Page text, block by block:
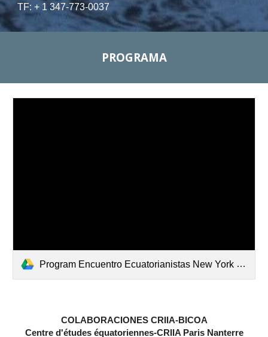
TF: + 1 347-773-0037
PROGRAMA
Program Encuentro Ecuatorianistas New York 2023. biCoa, Centre d'études équatoriennes-CRIIA University de Paris Nanterre, Asociación de Ecuatorianistas, Instituto Académico de Idiomas.pdf
COLABORACIONES CRIIA-BICOA
Centre d'études équatoriennes-CRIIA Paris Nanterre